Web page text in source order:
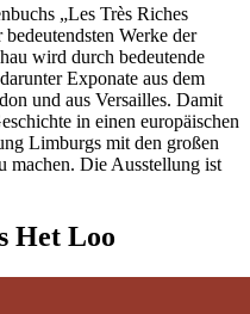
„Les Très Riches
Werke der
wird durch bedeutende
Exponate aus dem
und aus Versailles. Damit
in einen europäischen
Limburgs mit den großen
machen. Die Ausstellung ist
Het Loo